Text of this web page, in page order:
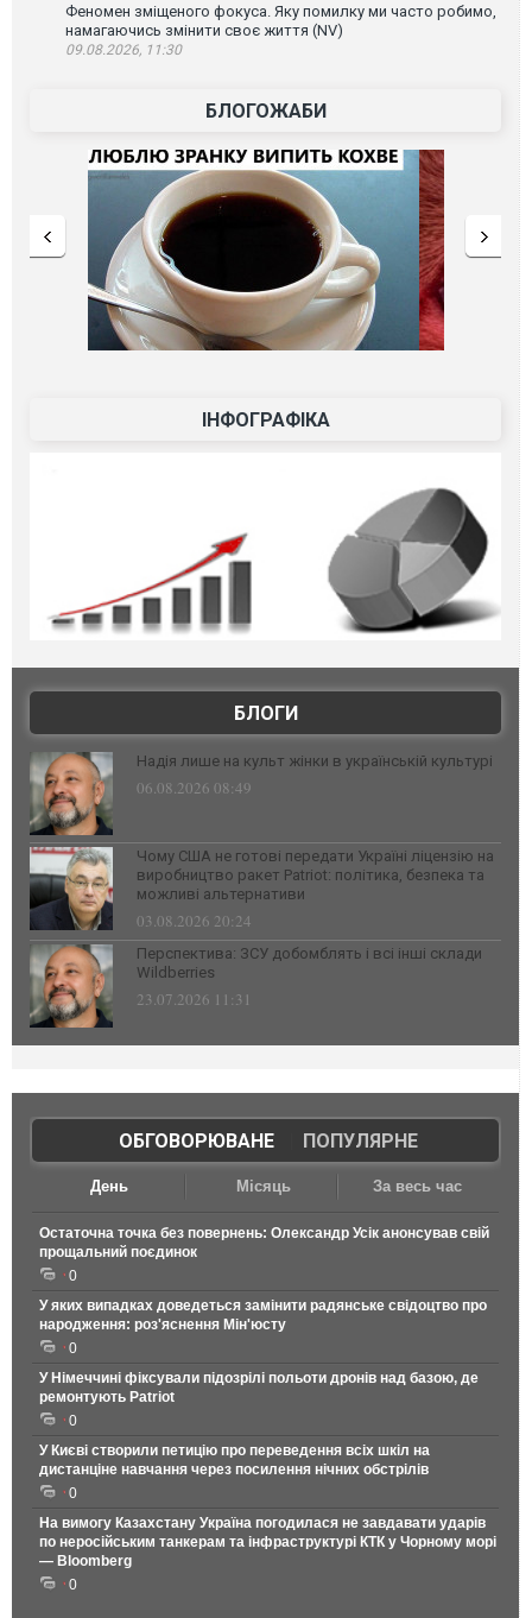
Феномен зміщеного фокуса. Яку помилку ми часто робимо,
намагаючись змінити своє життя (NV)
09.08.2026, 11:30
БЛОГОЖАБИ
ІНФОГРАФІКА
БЛОГИ
Надія лише на культ жінки в українській культурі
06.08.2026 08:49
Чому США не готові передати Україні ліцензію на
виробництво ракет Patriot: політика, безпека та
можливі альтернативи
03.08.2026 20:24
Перспектива: ЗСУ добомблять і всі інші склади
Wildberries
23.07.2026 11:31
ОБГОВОРЮВАНЕ| ПОПУЛЯРНЕ
День Місяць За весь час
Остаточна точка без повернень: Олександр Усік анонсував свій
прощальний поєдинок
0
У яких випадках доведеться замінити радянське свідоцтво про
народження: роз'яснення Мін'юсту
0
У Німеччині фіксували підозрілі польоти дронів над базою, де
ремонтують Patriot
0
У Києві створили петицію про переведення всіх шкіл на
дистанціне навчання через посилення нічних обстрілів
0
На вимогу Казахстану Україна погодилася не завдавати ударів
по неросійським танкерам та інфраструктурі КТК у Чорному морі
— Bloomberg
0